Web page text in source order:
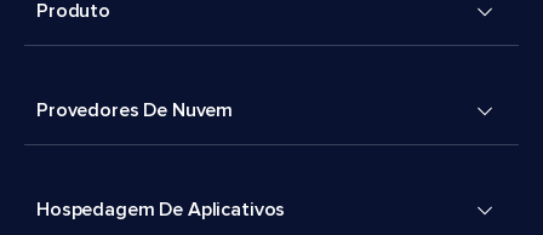
Produto
Provedores De Nuvem
Hospedagem De Aplicativos